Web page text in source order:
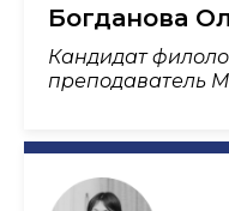
Богданова
Кандидат
преподаватель